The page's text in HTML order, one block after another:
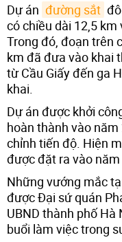
Dự án đường sắt
có chiều dài 12,5 km
Trong đó, đoạn trên
km đã đưa vào khai
từ Cầu Giấy đến ga
khai.
Dự án được khởi
hoàn thành vào
chỉnh tiến độ. Hiện
được đặt ra vào năm
Những vướng mắc
được Đại sứ quán
UBND thành phố Hà
buổi làm việc trong